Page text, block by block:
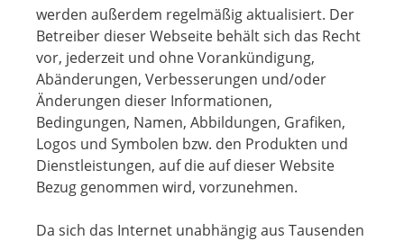
werden außerdem regelmäßig aktualisiert. Der
Betreiber dieser Webseite behält sich das Recht
vor, jederzeit und ohne Vorankündigung,
Abänderungen, Verbesserungen und/oder
Änderungen dieser Informationen,
Bedingungen, Namen, Abbildungen, Grafiken,
Logos und Symbolen bzw. den Produkten und
Dienstleistungen, auf die auf dieser Website
Bezug genommen wird, vorzunehmen.
Da sich das Internet unabhängig aus Tausenden